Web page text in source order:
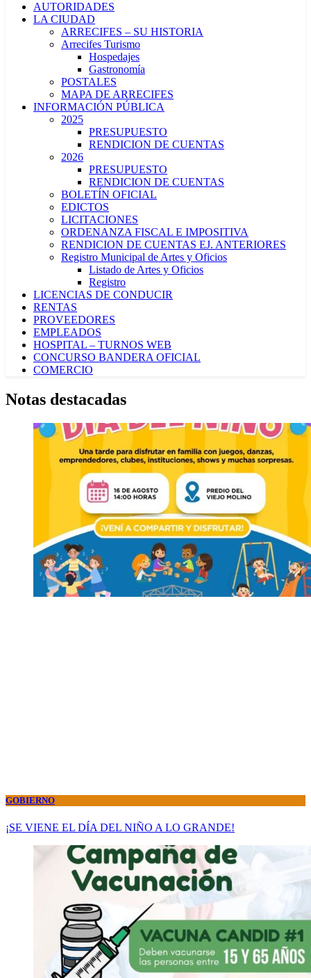
AUTORIDADES
LA CIUDAD
ARRECIFES – SU HISTORIA
Arrecifes Turismo
Hospedajes
Gastronomía
POSTALES
MAPA DE ARRECIFES
INFORMACIÓN PÚBLICA
2025
PRESUPUESTO
RENDICION DE CUENTAS
2026
PRESUPUESTO
RENDICION DE CUENTAS
BOLETÍN OFICIAL
EDICTOS
LICITACIONES
ORDENANZA FISCAL E IMPOSITIVA
RENDICION DE CUENTAS EJ. ANTERIORES
Registro Municipal de Artes y Oficios
Listado de Artes y Oficios
Registro
LICENCIAS DE CONDUCIR
RENTAS
PROVEEDORES
EMPLEADOS
HOSPITAL – TURNOS WEB
CONCURSO BANDERA OFICIAL
COMERCIO
Notas destacadas
GOBIERNO
¡SE VIENE EL DÍA DEL NIÑO A LO GRANDE!